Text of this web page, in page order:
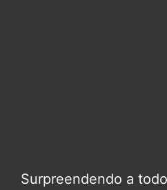
Surpreendendo a